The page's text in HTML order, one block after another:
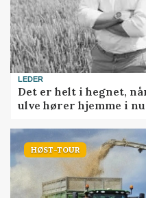
LEDER
Det er helt i hegnet,
ulve hører hjemme i
HØST-TOUR